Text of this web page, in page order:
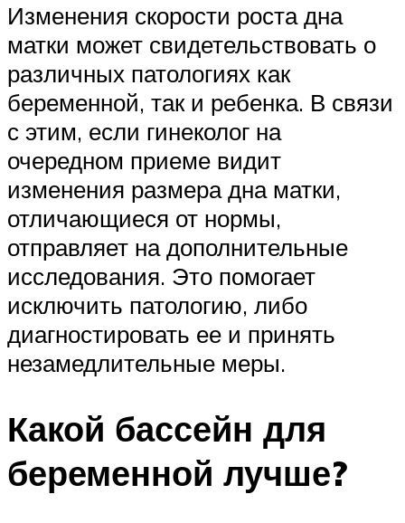
Изменения скорости роста дна
матки может свидетельствовать о
различных патологиях как
беременной, так и ребенка. В связи
с этим, если гинеколог на
очередном приеме видит
изменения размера дна матки,
отличающиеся от нормы,
отправляет на дополнительные
исследования. Это помогает
исключить патологию, либо
диагностировать ее и принять
незамедлительные меры.
Какой бассейн для
беременной лучше?